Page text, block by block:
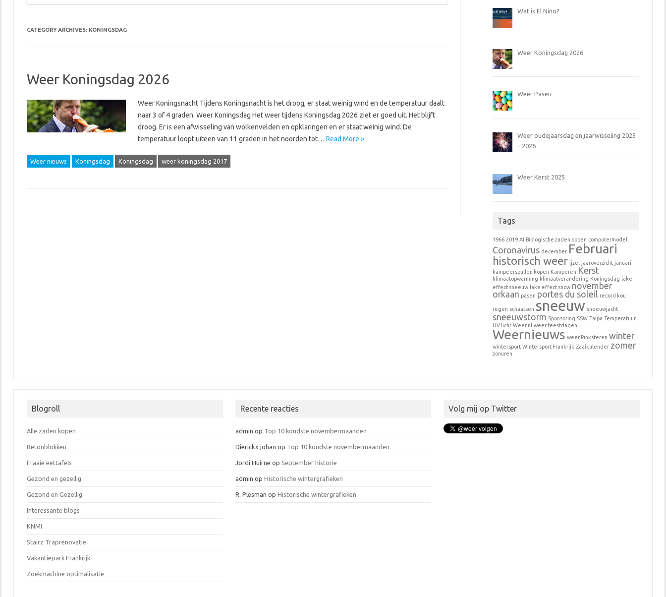
CATEGORY ARCHIVES: KONINGSDAG
Weer Koningsdag 2026
Weer Koningsnacht Tijdens Koningsnacht is het droog, er staat weinig wind en de temperatuur daalt
naar 3 of 4 graden. Weer Koningsdag Het weer tijdens Koningsdag 2026 ziet er goed uit. Het blijft
droog. Er is een afwisseling van wolkenvelden en opklaringen en er staat weinig wind. De
temperatuur loopt uiteen van 11 graden in het noorden tot… Read More »
Weer nieuws Koningsdag Koningsdag weer koningsdag 2017
Wat is El Niño?
Weer Koningsdag 2026
Weer Pasen
Weer oudejaarsdag en jaarwisseling 2025
– 2026
Weer Kerst 2025
Tags
1966 2019 AI Biologische zaden kopen computermodel
Coronavirus december Februari
historisch weer ijzel jaaroverzicht januari
kampeerspullen kopen Kamperen Kerst
klimaatopwarming klimaatverandering Koningsdag lake
effect sneeuw lake effect snow november
orkaan pasen portes du soleil record kou
regen schaatsen sneeuw sneeuwjacht
sneeuwstorm Sponsoring SSW Talpa Temperatuur
UV licht Weer.nl weer feestdagen
Weernieuws weer Pinksteren winter
wintersport Wintersport Frankrijk Zaaikalender zomer
zonuren
Blogroll
Alle zaden kopen
Betonblokken
Fraaie eettafels
Gezond en gezellig
Gezond en Gezellig
Interessante blogs
KNMI
Stairz Traprenovatie
Vakantiepark Frankrijk
Zoekmachine optimalisatie
Recente reacties
admin op Top 10 koudste novembermaanden
Dierickx johan op Top 10 koudste novembermaanden
Jordi Huirne op September historie
admin op Historische wintergrafieken
R. Plesman op Historische wintergrafieken
Volg mij op Twitter